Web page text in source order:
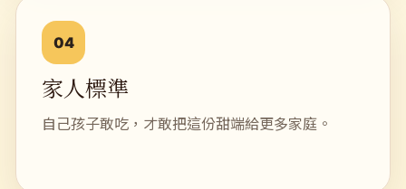
04
家人標準
自己孩子敢吃，才敢把這份甜端給更多家庭。